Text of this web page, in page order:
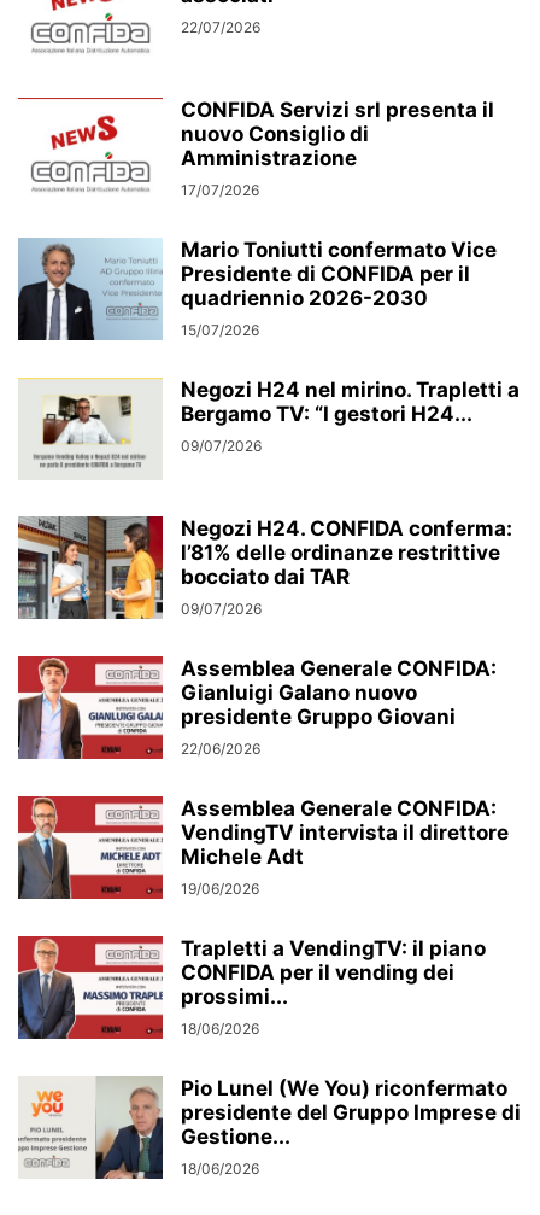
TUTTI GLI ARTICOLI
VENDINGMARKET.IT
VISTI A VENDITALIA 2015 VISTI A VENDITALIA 2016
22/07/2026
CONFIDA Servizi srl presenta il
nuovo Consiglio di
Amministrazione
17/07/2026
Mario Toniutti confermato Vice
Presidente di CONFIDA per il
quadriennio 2026-2030
15/07/2026
Negozi H24 nel mirino. Trapletti a
Bergamo TV: “I gestori H24...
09/07/2026
Negozi H24. CONFIDA conferma:
l’81% delle ordinanze restrittive
bocciato dai TAR
09/07/2026
Assemblea Generale CONFIDA:
Gianluigi Galano nuovo
presidente Gruppo Giovani
22/06/2026
Assemblea Generale CONFIDA:
VendingTV intervista il direttore
Michele Adt
19/06/2026
Trapletti a VendingTV: il piano
CONFIDA per il vending dei
prossimi...
18/06/2026
Pio Lunel (We You) riconfermato
presidente del Gruppo Imprese di
Gestione...
18/06/2026